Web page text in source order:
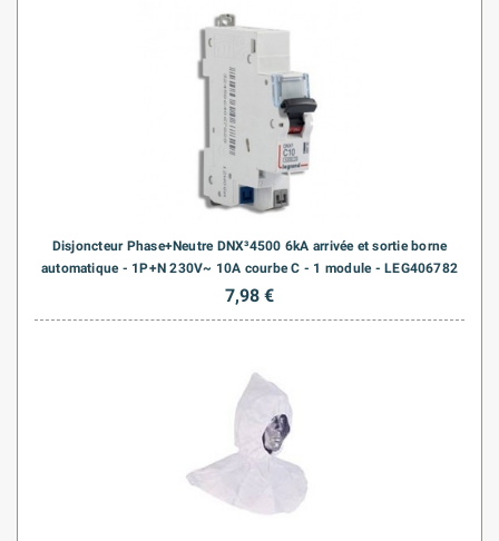
Disjoncteur Phase+Neutre DNX³4500 6kA arrivée et sortie borne
automatique - 1P+N 230V~ 10A courbe C - 1 module - LEG406782
7,98 €